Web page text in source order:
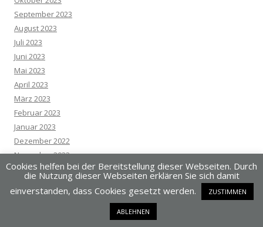
September 2023
August 2023
Juli 2023
Juni 2023
Mai 2023
April 2023
März 2023
Februar 2023
Januar 2023
Dezember 2022
November 2022
Oktober 2022
September 2022
August 2022
Cookies helfen bei der Bereitstellung dieser Webseiten. Durch
die Nutzung dieser Webseiten erklären Sie sich damit
einverstanden, dass Cookies gesetzt werden.
ZUSTIMMEN
ABLEHNEN